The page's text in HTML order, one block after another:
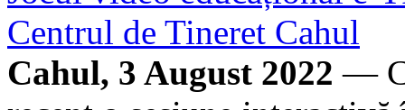
Centrul de Tineret Cahul
Cahul, 3 August 2022 —